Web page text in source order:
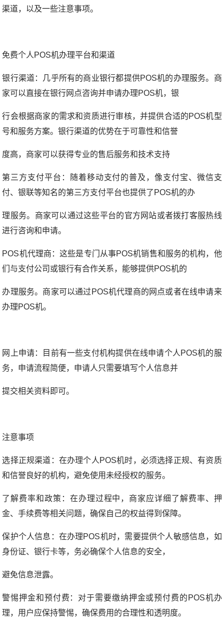
渠道，以及一些注意事项。
免费个人POS机办理平台和渠道
银行渠道：几乎所有的商业银行都提供POS机的办理服务。商
家可以直接在银行网点咨询并申请办理POS机，银
行会根据商家的需求和资质进行审核，并提供合适的POS机型
号和服务方案。银行渠道的优势在于可靠性和信誉
度高，商家可以获得专业的售后服务和技术支持
第三方支付平台：随着移动支付的普及，像支付宝、微信支
付、银联等知名的第三方支付平台也提供了POS机的办
理服务。商家可以通过这些平台的官方网站或者拨打客服热线
进行咨询和申请。
POS机代理商：这些是专门从事POS机销售和服务的机构，他
们与支付公司或银行有合作关系，能够提供POS机的
办理服务。商家可以通过POS机代理商的网点或者在线申请来
办理POS机。
网上申请：目前有一些支付机构提供在线申请个人POS机的服
务，申请流程简便，申请人只需要填写个人信息并
提交相关资料即可。
注意事项
选择正规渠道：在办理个人POS机时，必须选择正规、有资质
和信誉良好的机构，避免使用未经授权的服务。
了解费率和政策：在办理过程中，商家应详细了解费率、押
金、手续费等相关问题，确保自己的权益得到保障。
保护个人信息：在办理POS机时，需要提供个人敏感信息，如
身份证、银行卡等，务必确保个人信息的安全，
避免信息泄露。
警惕押金和预付费：对于需要缴纳押金或预付费的POS机办
理，用户应保持警惕，确保费用的合理性和透明度。